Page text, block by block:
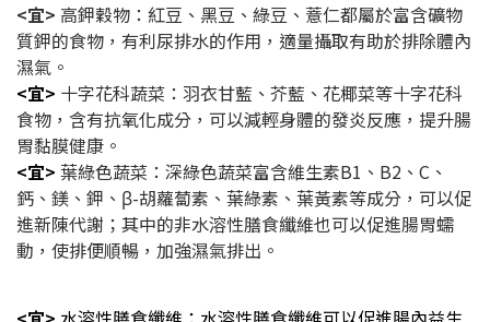
<宜> 高鉀穀物：紅豆、黑豆、綠豆、薏仁都屬於富含礦物
質鉀的食物，有利尿排水的作用，適量攝取有助於排除體內
濕氣。
<宜> 十字花科蔬菜：羽衣甘藍、芥藍、花椰菜等十字花科
食物，含有抗氧化成分，可以減輕身體的發炎反應，提升腸
胃黏膜健康。
<宜> 葉綠色蔬菜：深綠色蔬菜富含維生素B1、B2、C、
鈣、鎂、鉀、β-胡蘿蔔素、葉綠素、葉黃素等成分，可以促
進新陳代謝；其中的非水溶性膳食纖維也可以促進腸胃蠕
動，使排便順暢，加強濕氣排出。